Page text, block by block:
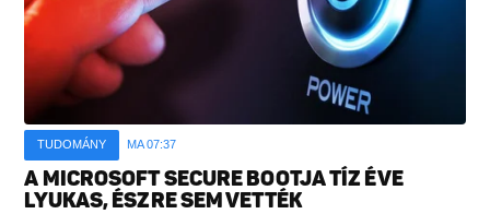
TUDOMÁNY MA 07:37
A MICROSOFT SECURE BOOTJA TÍZ ÉVE
LYUKAS, ÉSZRE SEM VETTÉK